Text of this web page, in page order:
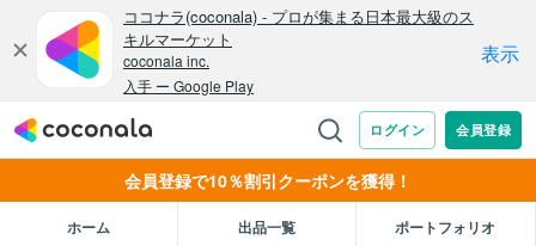
会員登録で10％割引クーポンを獲得！
ホーム 出品一覧 ポートフォリオ